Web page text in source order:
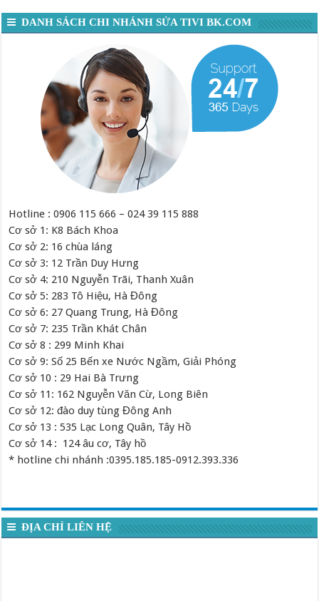
DANH SÁCH CHI NHÁNH SỬA TIVI BK.COM
Hotline : 0906 115 666 – 024 39 115 888
Cơ sở 1: K8 Bách Khoa
Cơ sở 2: 16 chùa láng
Cơ sở 3: 12 Trần Duy Hưng
Cơ sở 4: 210 Nguyễn Trãi, Thanh Xuân
Cơ sở 5: 283 Tô Hiệu, Hà Đông
Cơ sở 6: 27 Quang Trung, Hà Đông
Cơ sở 7: 235 Trần Khát Chân
Cơ sở 8 : 299 Minh Khai
Cơ sở 9: Số 25 Bến xe Nước Ngầm, Giải Phóng
Cơ sở 10 : 29 Hai Bà Trưng
Cơ sở 11: 162 Nguyễn Văn Cừ, Long Biên
Cơ sở 12: đào duy tùng Đông Anh
Cơ sở 13 : 535 Lạc Long Quân, Tây Hồ
Cơ sở 14 : 124 âu cơ, Tây hồ
* hotline chi nhánh :0395.185.185-0912.393.336
ĐỊA CHỈ LIÊN HỆ